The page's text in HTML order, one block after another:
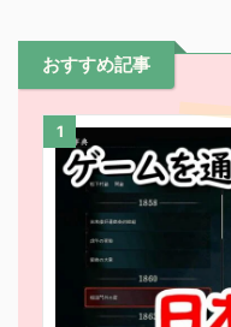
おすすめ記事
1